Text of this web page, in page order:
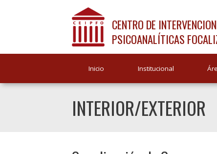
CENTRO DE
PSICOANALÍTICAS
Inicio Institucional
INTERIOR/EXTERIOR